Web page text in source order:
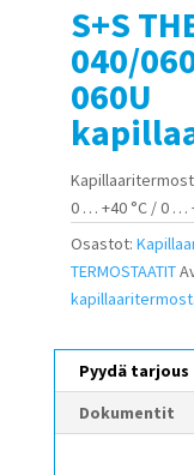
S+S
040/
060U
0 … +40 °C / 0 …
Osastot:
TERMOSTAATIT
Pyydä tarjous
Dokumentit